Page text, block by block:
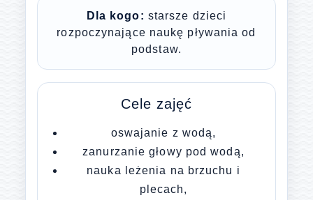
Dla kogo: starsze dzieci
rozpoczynające naukę pływania od
podstaw.
Cele zajęć
oswajanie z wodą,
zanurzanie głowy pod wodą,
nauka leżenia na brzuchu i
plecach,